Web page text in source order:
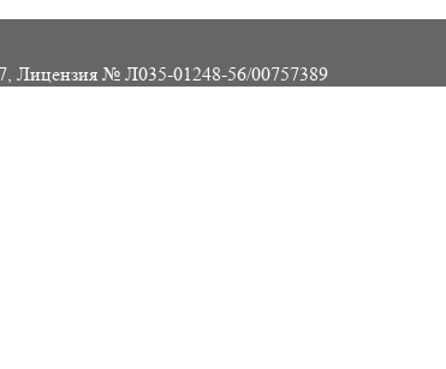
Лицензия № Л035-01248-56/00757389